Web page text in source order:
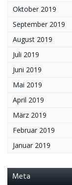
Oktober 2019
September 2019
August 2019
Juli 2019
Juni 2019
Mai 2019
April 2019
März 2019
Februar 2019
Januar 2019
Meta